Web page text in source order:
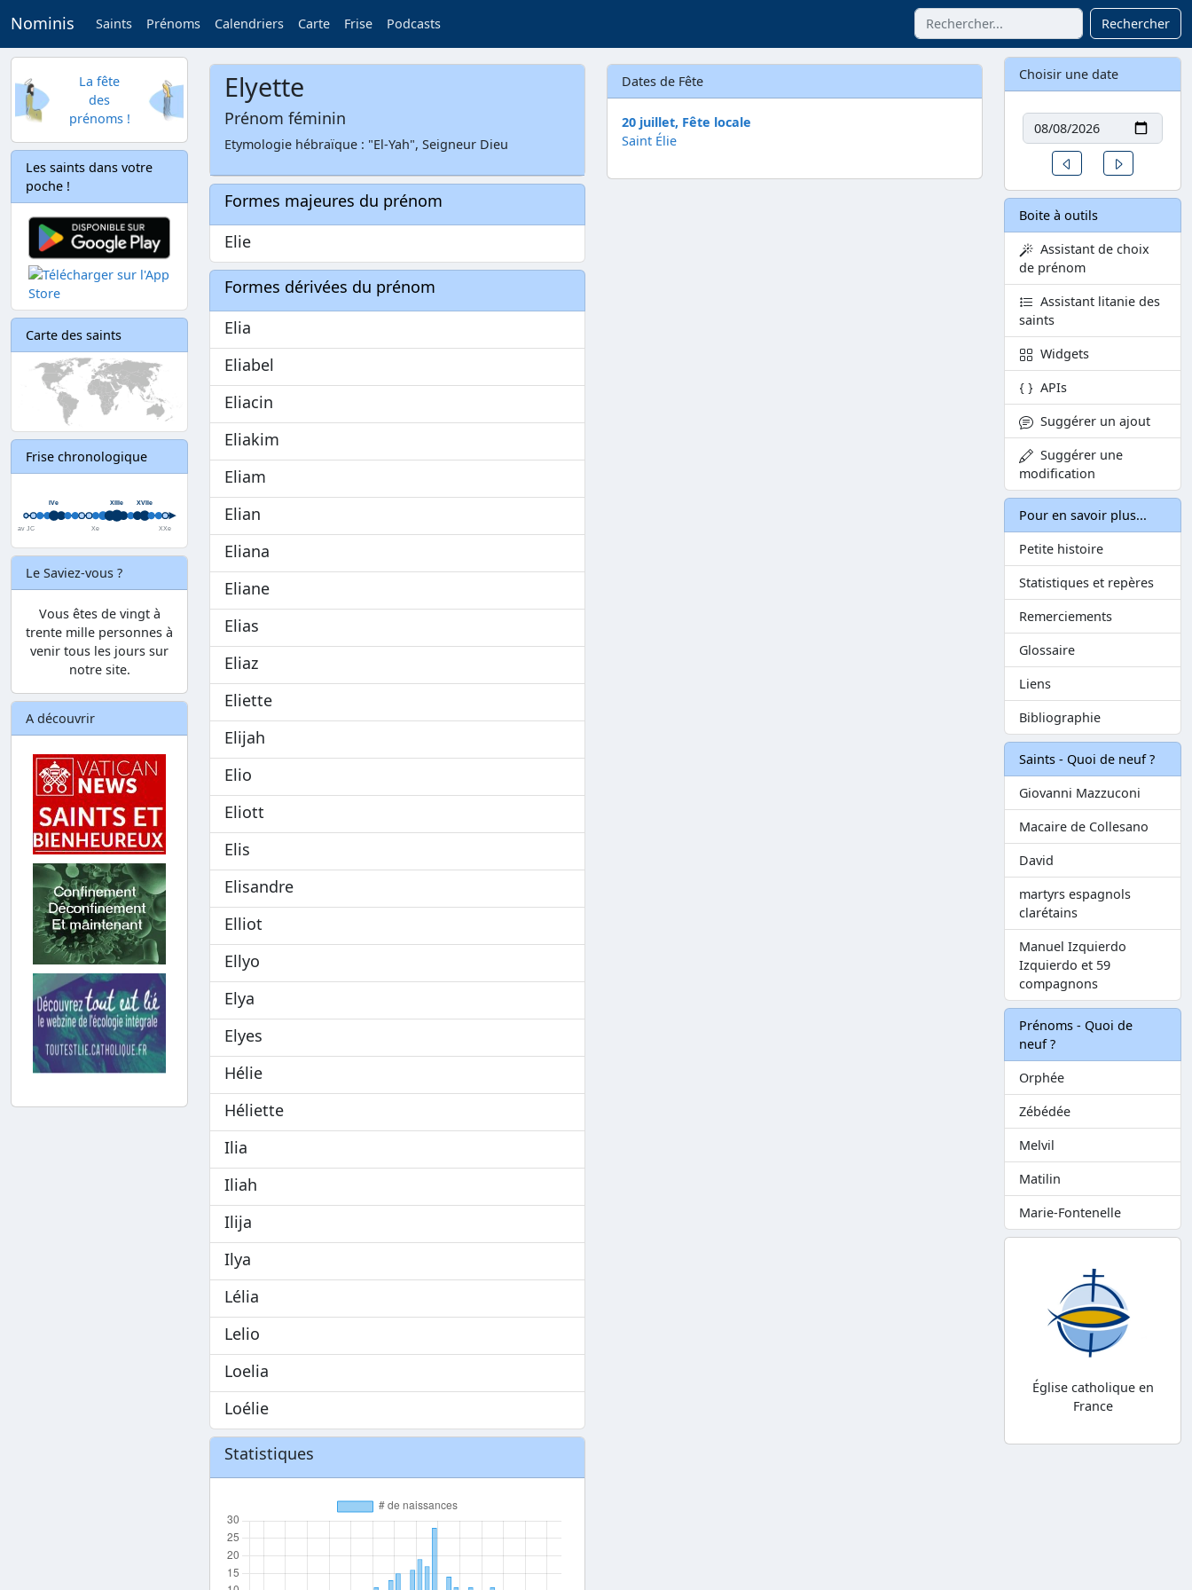
Nominis Saints Prénoms Calendriers Carte Frise Podcasts Rechercher
La fête
des
prénoms !
Les saints dans votre
poche !
Carte des saints
Frise chronologique
Le Saviez-vous ?
Vous êtes de vingt à
trente mille personnes à
venir tous les jours sur
notre site.
A découvrir
Elyette
Prénom féminin
Etymologie hébraïque : "El-Yah", Seigneur Dieu
Formes majeures du prénom
Elie
Formes dérivées du prénom
Elia
Eliabel
Eliacin
Eliakim
Eliam
Elian
Eliana
Eliane
Elias
Eliaz
Eliette
Elijah
Elio
Eliott
Elis
Elisandre
Elliot
Ellyo
Elya
Elyes
Hélie
Héliette
Ilia
Iliah
Ilija
Ilya
Lélia
Lelio
Loelia
Loélie
Statistiques
Dates de Fête
20 juillet, Fête locale
Saint Élie
Choisir une date
Date
Un jour avant
Boite à outils
Assistant de choix
de prénom
Assistant litanie des
saints
Widgets
APIs
Suggérer un ajout
Suggérer une
modification
Pour en savoir plus...
Petite histoire
Statistiques et repères
Remerciements
Glossaire
Liens
Bibliographie
Saints - Quoi de neuf ?
Giovanni Mazzuconi
Macaire de Collesano
David
martyrs espagnols
clarétains
Manuel Izquierdo
Izquierdo et 59
compagnons
Prénoms - Quoi de
neuf ?
Orphée
Zébédée
Melvil
Matilin
Marie-Fontenelle
Église catholique en
France